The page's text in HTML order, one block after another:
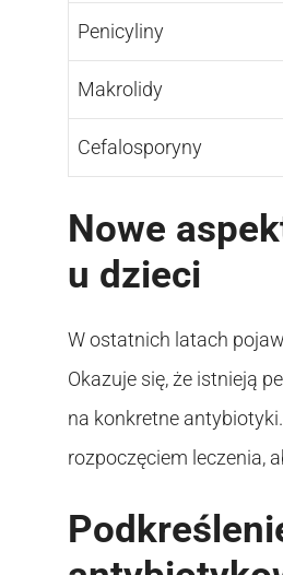
Penicyliny
Makrolidy
Cefalosporyny
Nowe
u dzieci
W ostatnich latach
Okazuje się, że istnieją
na konkretne
rozpoczęciem leczenia,